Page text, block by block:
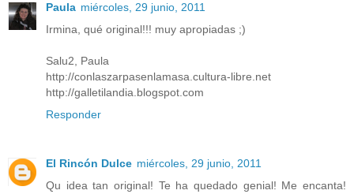
Paula miércoles, 29 junio, 2011
Irmina, qué original!!! muy apropiadas ;)
Salu2, Paula
http://conlaszarpasenlamasa.cultura-libre.net
http://galletilandia.blogspot.com
Responder
El Rincón Dulce miércoles, 29 junio, 2011
Qu idea tan original! Te ha quedado genial! Me encanta!